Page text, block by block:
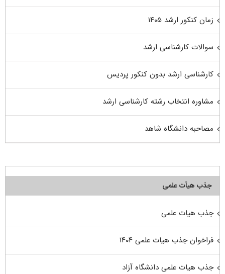
زمان کنکور ارشد ۱۴۰۵
سوالات کارشناسی ارشد
کارشناسی ارشد بدون کنکور پردیس
مشاوره انتخاب رشته کارشناسی ارشد
مصاحبه دانشگاه شاهد
جذب هیأت علمی
جذب هیات علمی
فراخوان جذب هیات علمی ۱۴۰۴
جذب هیات علمی دانشگاه آزاد